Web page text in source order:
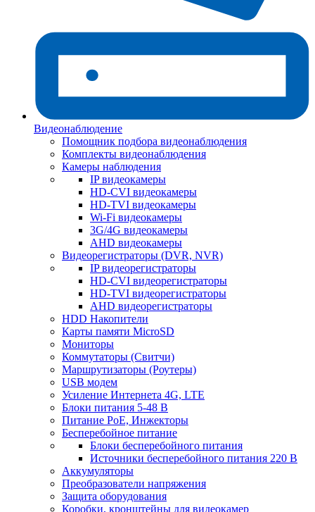
Видеонаблюдение
Помощник подбора видеонаблюдения
Комплекты видеонаблюдения
Камеры наблюдения
IP видеокамеры
HD-CVI видеокамеры
HD-TVI видеокамеры
Wi-Fi видеокамеры
3G/4G видеокамеры
AHD видеокамеры
Видеорегистраторы (DVR, NVR)
IP видеорегистраторы
HD-CVI видеорегистраторы
HD-TVI видеорегистраторы
AHD видеорегистраторы
HDD Накопители
Карты памяти MicroSD
Мониторы
Коммутаторы (Свитчи)
Маршрутизаторы (Роутеры)
USB модем
Усиление Интернета 4G, LTE
Блоки питания 5-48 В
Питание PoE, Инжекторы
Бесперебойное питание
Блоки бесперебойного питания
Источники бесперебойного питания 220 В
Аккумуляторы
Преобразователи напряжения
Защита оборудования
Коробки, кронштейны для видеокамер